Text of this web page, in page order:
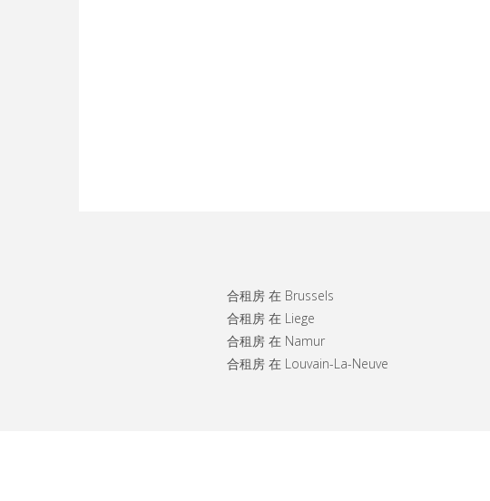
合租房 在 Brussels
合租房 在 Liege
合租房 在 Namur
合租房 在 Louvain-La-Neuve